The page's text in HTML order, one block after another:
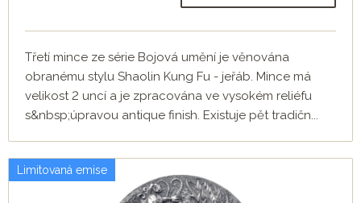
Třetí mince ze série Bojová umění je věnována
obranému stylu Shaolin Kung Fu - jeřáb. Mince má
velikost 2 uncí a je zpracována ve vysokém reliéfu
s&nbsp;úpravou antique finish. Existuje pět tradičn...
Limitovaná emise